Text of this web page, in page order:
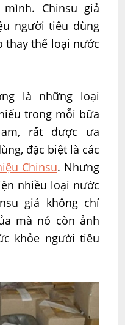
Chinsu giả
người tiêu dùng
thay thế loại nước
là những loại
trong mỗi bữa
rất được ưa
đặc biệt là các
Chinsu. Nhưng
nhiều loại nước
giả không chỉ
mà nó còn ảnh
khỏe người tiêu